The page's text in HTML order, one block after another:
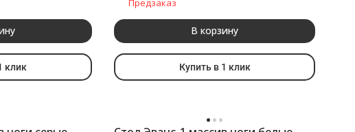
клик
Предзаказ
В корзину
Купить в 1 клик